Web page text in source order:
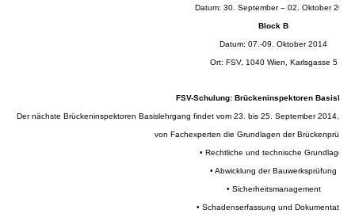
Datum: 30. September – 02. Oktober 2014
Block B
Datum: 07.-09. Oktober 2014
Ort: FSV, 1040 Wien, Karlsgasse 5
FSV-Schulung: Brückeninspektoren
Der nächste Brückeninspektoren Basislehrgang findet vom 23. bis 25. September 2014, in
von Fachexperten die Grundlagen der
• Rechtliche und technische Grundlagen
• Abwicklung der Bauwerksprüfung
• Sicherheitsmanagement
• Schadenserfassung und Dokumentation